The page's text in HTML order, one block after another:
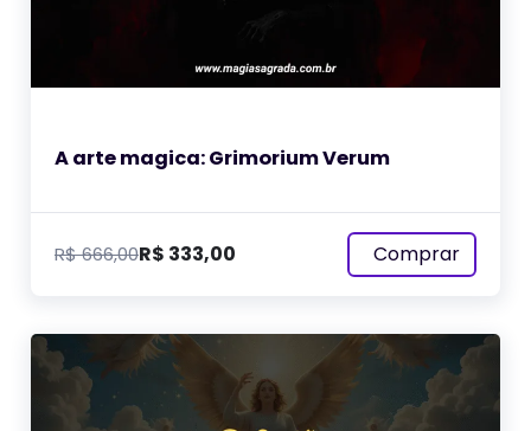
A arte magica: Grimorium Verum
R$666,00R$ 333,00 Comprar